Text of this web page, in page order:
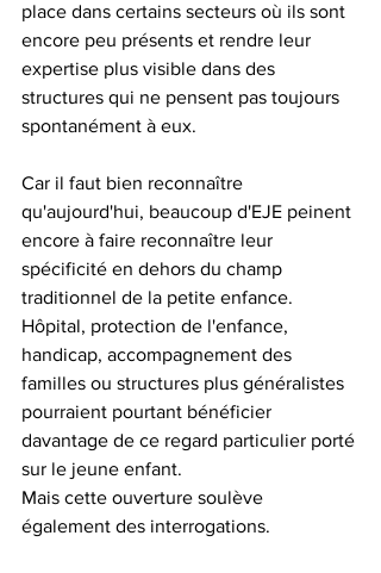
place dans certains secteurs où ils sont
encore peu présents et rendre leur
expertise plus visible dans des
structures qui ne pensent pas toujours
spontanément à eux.
Car il faut bien reconnaître
qu'aujourd'hui, beaucoup d'EJE peinent
encore à faire reconnaître leur
spécificité en dehors du champ
traditionnel de la petite enfance.
Hôpital, protection de l'enfance,
handicap, accompagnement des
familles ou structures plus généralistes
pourraient pourtant bénéficier
davantage de ce regard particulier porté
sur le jeune enfant.
Mais cette ouverture soulève
également des interrogations.